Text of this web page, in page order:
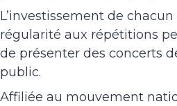
L’investissement de
régularité aux répétitions
de présenter des concerts
public.
Affiliée au mouvement